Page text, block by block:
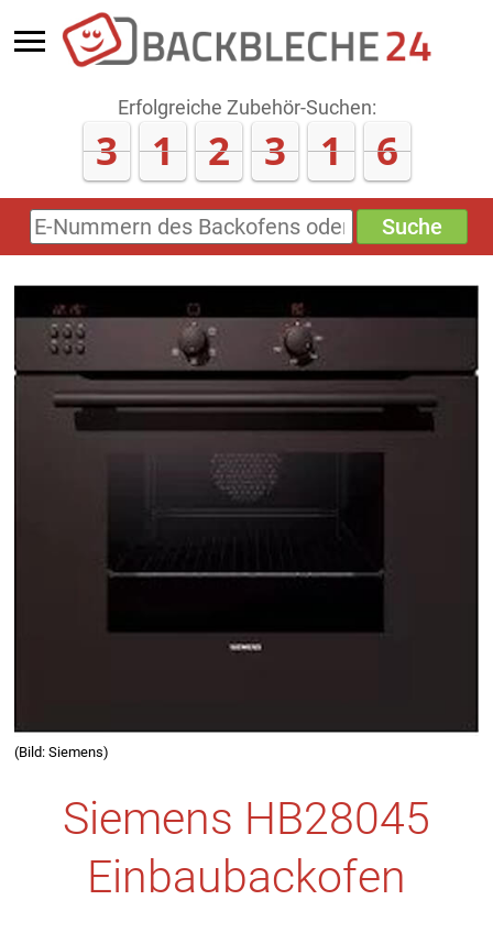
Erfolgreiche Zubehör-Suchen:
3 1 2 3 1 6
E-
Nummern
Backofens
Zubehörs
(keine
Sonderzeichen)
Suche
(Bild: Siemens)
Siemens HB28045
Einbaubackofen